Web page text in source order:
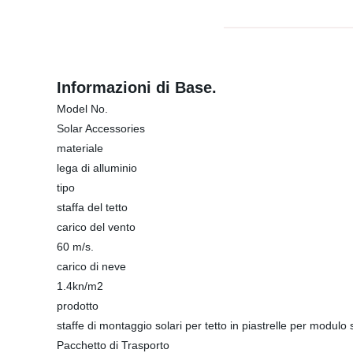
Informazioni di Base.
Model No.
Solar Accessories
materiale
lega di alluminio
tipo
staffa del tetto
carico del vento
60 m/s.
carico di neve
1.4kn/m2
prodotto
staffe di montaggio solari per tetto in piastrelle per modulo
Pacchetto di Trasporto